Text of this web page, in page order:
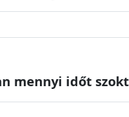
mennyi időt